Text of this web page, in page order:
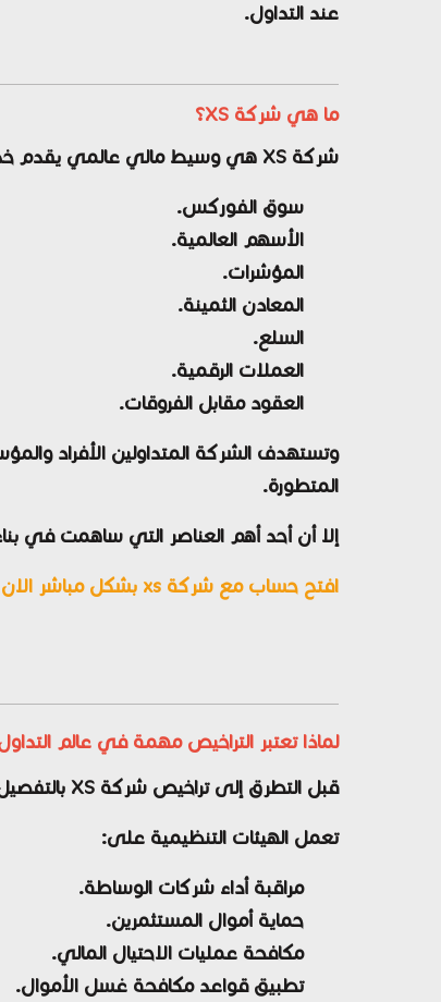
عند التداول.
ما هي شركة XS؟
شركة XS هي وسيط مالي عالمي يقدم خدمات التداول عبر الإنترنت لمجموعة واسعة من الأدوات المالية، بما في ذلك:
سوق الفوركس.
الأسهم العالمية.
المؤشرات.
المعادن الثمينة.
السلع.
العملات الرقمية.
العقود مقابل الفروقات.
وتستهدف الشركة المتداولين الأفراد
المتطورة.
إلا أن أحد أهم العناصر التي ساهمت في
افتح حساب مع شركة xs بشكل مباشر الان من خلال الرابط التالي
لماذا تعتبر التراخيص مهمة في عالم
قبل التطرق إلى تراخيص شركة XS بالتفصيل، من المهم فهم الدور الذي تلعبه الجهات الرقابية في صناعة الخدمات المالية.
تعمل الهيئات التنظيمية على:
مراقبة أداء شركات الوساطة.
حماية أموال المستثمرين.
مكافحة عمليات الاحتيال المالي.
تطبيق قواعد مكافحة غسل الأموال.